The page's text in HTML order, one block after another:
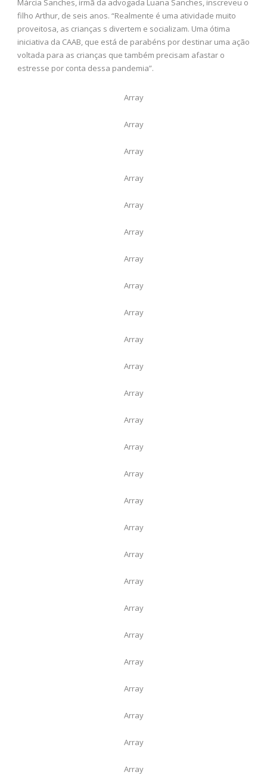
Márcia Sanches, irmã da advogada Luana Sanches, inscreveu o
filho Arthur, de seis anos. “Realmente é uma atividade muito
proveitosa, as crianças s divertem e socializam. Uma ótima
iniciativa da CAAB, que está de parabéns por destinar uma ação
voltada para as crianças que também precisam afastar o
estresse por conta dessa pandemia”.
Array
Array
Array
Array
Array
Array
Array
Array
Array
Array
Array
Array
Array
Array
Array
Array
Array
Array
Array
Array
Array
Array
Array
Array
Array
Array